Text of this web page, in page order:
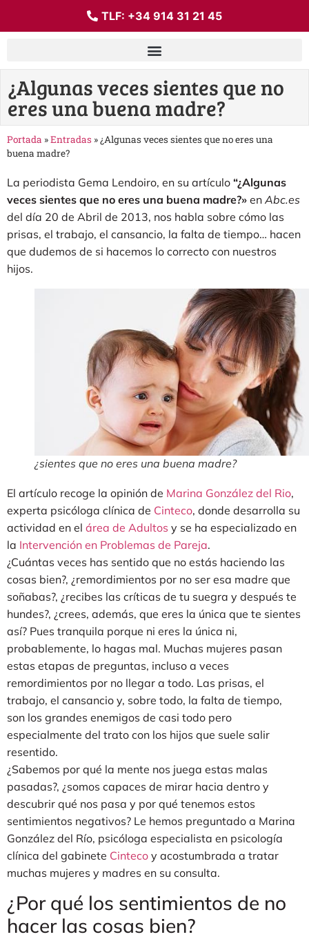
TLF: +34 914 31 21 45
¿Algunas veces sientes que no
eres una buena madre?
Portada »Entradas »¿Algunas veces sientes que no eres una
buena madre?
La periodista Gema Lendoiro, en su artículo “¿Algunas
veces sientes que no eres una buena madre?» en Abc.es
del día 20 de Abril de 2013, nos habla sobre cómo las
prisas, el trabajo, el cansancio, la falta de tiempo… hacen
que dudemos de si hacemos lo correcto con nuestros
hijos.
¿sientes que no eres una buena madre?
El artículo recoge la opinión de Marina González del Rio,
experta psicóloga clínica de Cinteco, donde desarrolla su
actividad en el área de Adultos y se ha especializado en
la Intervención en Problemas de Pareja.
¿Cuántas veces has sentido que no estás haciendo las
cosas bien?, ¿remordimientos por no ser esa madre que
soñabas?, ¿recibes las críticas de tu suegra y después te
hundes?, ¿crees, además, que eres la única que te sientes
así? Pues tranquila porque ni eres la única ni,
probablemente, lo hagas mal. Muchas mujeres pasan
estas etapas de preguntas, incluso a veces
remordimientos por no llegar a todo. Las prisas, el
trabajo, el cansancio y, sobre todo, la falta de tiempo,
son los grandes enemigos de casi todo pero
especialmente del trato con los hijos que suele salir
resentido.
¿Sabemos por qué la mente nos juega estas malas
pasadas?, ¿somos capaces de mirar hacia dentro y
descubrir qué nos pasa y por qué tenemos estos
sentimientos negativos? Le hemos preguntado a Marina
González del Río, psicóloga especialista en psicología
clínica del gabinete Cinteco y acostumbrada a tratar
muchas mujeres y madres en su consulta.
¿Por qué los sentimientos de no
hacer las cosas bien?